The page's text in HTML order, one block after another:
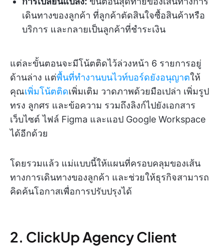
เดินทางของลูกค้า ที่ลูกค้าตัดสินใจซื้อสินค้าหรือ
บริการ และกลายเป็นลูกค้าที่ชำระเงิน
แต่ละขั้นตอนจะมีโน้ตติดไว้ล่วงหน้า 6 รายการอยู่
ด้านล่าง แต่พื้นที่ทำงานบนไวท์บอร์ดยังอนุญาตให้
คุณเพิ่มโน้ตติดเพิ่มเติม วาดภาพด้วยมือเปล่า เพิ่มรูป
ทรง ลูกศร และข้อความ รวมถึงลิงก์ไปยังเอกสาร
เว็บไซต์ ไฟล์ Figma และแอป Google Workspace
ได้อีกด้วย
โดยรวมแล้ว แม่แบบนี้ให้แผนที่ครอบคลุมของเส้น
ทางการเดินทางของลูกค้า และช่วยให้ธุรกิจสามารถ
คิดค้นโอกาสเพื่อการปรับปรุงได้
2. ClickUp Agency Client